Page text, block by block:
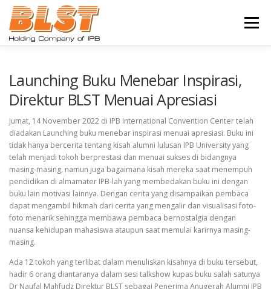
Lompat
konten
Menu
HUBUNGI KAMI
Launching Buku Menebar Inspirasi,
Direktur BLST Menuai Apresiasi
Jumat, 14 November 2022 di IPB International Convention Center telah
diadakan Launching buku menebar inspirasi menuai apresiasi. Buku ini
tidak hanya bercerita tentang kisah alumni lulusan IPB University yang
telah menjadi tokoh berprestasi dan menuai sukses di bidangnya
masing-masing, namun juga bagaimana kisah mereka saat menempuh
pendidikan di almamater IPB-lah yang membedakan buku ini dengan
buku lain motivasi lainnya. Dengan cerita yang disampaikan pembaca
dapat mengambil hikmah dari cerita yang mengalir dan visualisasi foto-
foto menarik sehingga membawa pembaca bernostalgia dengan
nuansa kehidupan mahasiswa ataupun saat memulai karirnya masing-
masing.
Ada 12 tokoh yang terlibat dalam menuliskan kisahnya di buku tersebut,
hadir 6 orang diantaranya dalam sesi talkshow kupas buku salah satunya
Dr Naufal Mahfudz Direktur BLST sebagai Penerima Anugerah Alumni IPB